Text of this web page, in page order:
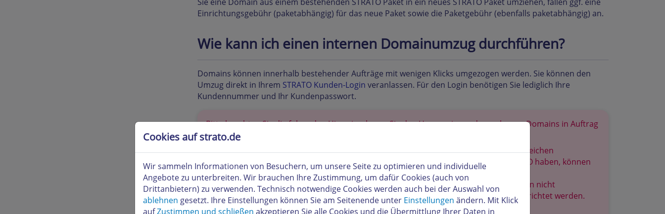
Einrichtungsgebühr (paketabhängig) für das neue Paket sowie die Paketgebühr (ebenfalls paketabhängig) an.
Wie kann ich einen internen Domainumzug durchführen?
Domains können innerhalb bestehender Aufträge mit wenigen Klicks umgezogen werden. Sie können den
Umzug direkt in Ihrem STRATO Kunden-Login veranlassen. Für den Login benötigen Sie lediglich Ihre
Kundennummer und Ihr Kundenpasswort.
Bitte beachten Sie die folgenden Hinweise, bevor Sie den Umzug einer oder mehrerer Domains in Auftrag
geben:
Der Umzug einer Domain ist nur innerhalb von Aufträgen möglich, die unter der gleichen
Kundennummer aktiviert wurden. Wenn Sie mehrere Kundennummern bei STRATO haben, können
Sie diese online zusammenführen.
Bitte sichern Sie Ihre Daten. Inhalte von Webseiten und E-Mail-Einstellungen werden nicht
übernommen. Diese können nach Abschluss des Umzugs im Zielvertrag neu eingerichtet werden.
Es gilt die Vertragslaufzeit des Pakets, in das Ihre Domain(s) umgezogen wurde(n).
Cookies auf strato.de
Wir sammeln Informationen von Besuchern, um unsere Seite zu optimieren und individuelle
Angebote zu unterbreiten. Wir brauchen Ihre Zustimmung, um dafür Cookies (auch von
Drittanbietern) zu verwenden. Technisch notwendige Cookies werden auch bei der Auswahl von
ablehnen gesetzt. Ihre Einstellungen können Sie am Seitenende unter Einstellungen ändern. Mit Klick
aufZustimmen und schließen akzeptieren Sie alle Cookies und die Übermittlung Ihrer Daten in